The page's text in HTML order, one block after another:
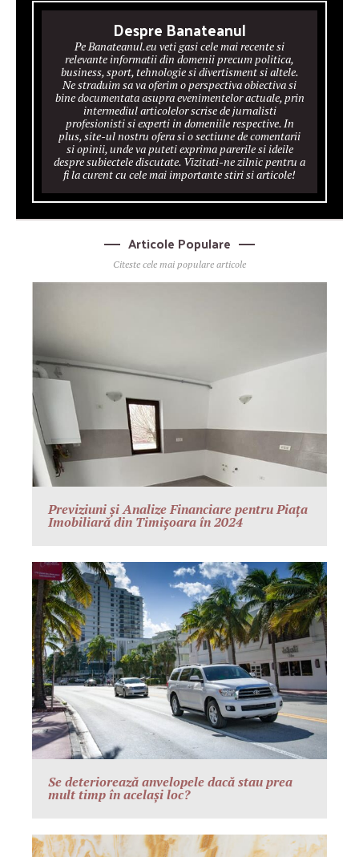
Despre Banateanul
Pe Banateanul.eu veti gasi cele mai recente si
relevante informatii din domenii precum politica,
business, sport, tehnologie si divertisment si altele.
Ne straduim sa va oferim o perspectiva obiectiva si
bine documentata asupra evenimentelor actuale, prin
intermediul articolelor scrise de jurnalisti
profesionisti si experti in domeniile respective. In
plus, site-ul nostru ofera si o sectiune de comentarii
si opinii, unde va puteti exprima parerile si ideile
despre subiectele discutate. Vizitati-ne zilnic pentru a
fi la curent cu cele mai importante stiri si articole!
Articole Populare
Citeste cele mai populare articole
Previziuni și Analize Financiare pentru Piața
Imobiliară din Timișoara în 2024
Se deteriorează anvelopele dacă stau prea
mult timp în același loc?